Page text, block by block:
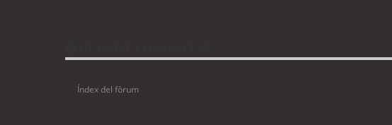
Índex del fòrum